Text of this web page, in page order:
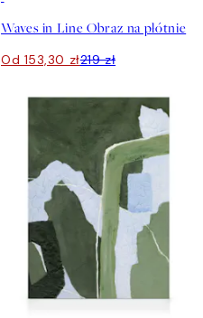
Waves in Line Obraz na płótnie
Od 153,30 zł219 zł